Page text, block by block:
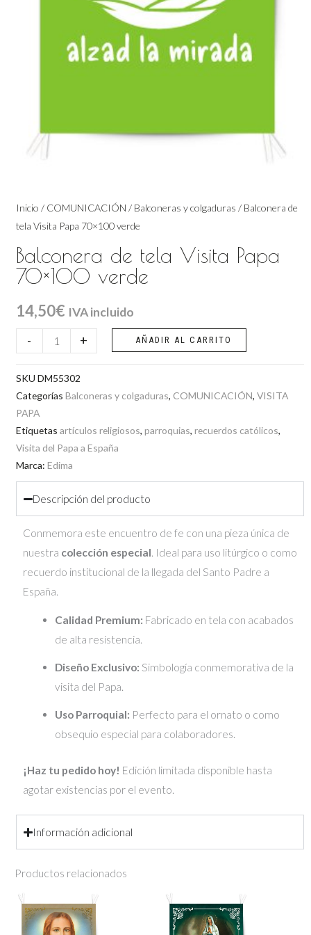
Inicio / COMUNICACIÓN / Balconeras y colgaduras / Balconera de
tela Visita Papa 70×100 verde
Balconera de tela Visita Papa
70×100 verde
14,50€ IVA incluido
-
Balconera
de
tela
Visita
Papa
70x100
verde
+ AÑADIR AL CARRITO
SKU DM55302
Categorías Balconeras y colgaduras, COMUNICACIÓN, VISITA
PAPA
Etiquetas artículos religiosos, parroquias, recuerdos católicos,
Visita del Papa a España
Marca: Edima
Descripción del producto
Conmemora este encuentro de fe con una pieza única de
nuestra colección especial. Ideal para uso litúrgico o como
recuerdo institucional de la llegada del Santo Padre a
España.
Calidad Premium: Fabricado en tela con acabados
de alta resistencia.
Diseño Exclusivo: Simbología conmemorativa de la
visita del Papa.
Uso Parroquial: Perfecto para el ornato o como
obsequio especial para colaboradores.
¡Haz tu pedido hoy! Edición limitada disponible hasta
agotar existencias por el evento.
Información adicional
Productos relacionados